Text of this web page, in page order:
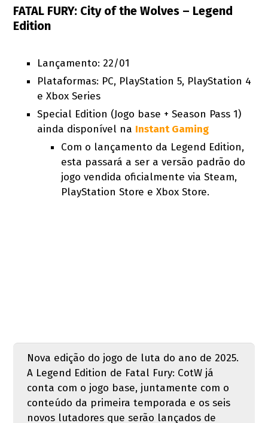
FATAL FURY: City of the Wolves – Legend
Edition
Lançamento: 22/01
Plataformas: PC, PlayStation 5, PlayStation 4
e Xbox Series
Special Edition (Jogo base + Season Pass 1)
ainda disponível na Instant Gaming
Com o lançamento da Legend Edition,
esta passará a ser a versão padrão do
jogo vendida oficialmente via Steam,
PlayStation Store e Xbox Store.
Nova edição do jogo de luta do ano de 2025.
A Legend Edition de Fatal Fury: CotW já
conta com o jogo base, juntamente com o
conteúdo da primeira temporada e os seis
novos lutadores que serão lançados de